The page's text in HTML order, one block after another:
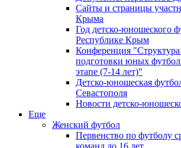
Сайты и страницы
Крыма
Год детско-юношеского
Республике Крым
Конференция
подготовки юных
этапе (7-14 лет)"
Детско-юношеская
Севастополя
Новости детско-
Еще
Женский футбол
Первенство по футболу
команд до 16 лет